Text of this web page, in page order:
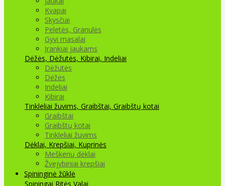
Kvapai
Skysčiai
Peletės, Granulės
Gyvi masalai
Įrankiai jaukams
Dėžės, Dėžutės, Kibirai, Indeliai
Dėžutės
Dėžės
Indeliai
Kibirai
Tinkleliai žuvims, Graibštai, Graibštų kotai
Graibštai
Graibštų kotai
Tinkleliai žuvims
Dėklai, Krepšiai, Kuprinės
Meškerių dėklai
Žvejybiniai krepšiai
Spininginė žūklė
Spiningai Ritės Valai